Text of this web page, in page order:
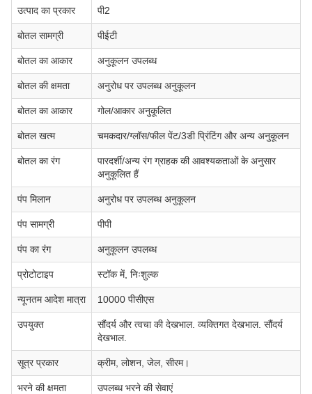
उत्पाद का प्रकार पी2
बोतल सामग्री पीईटी
बोतल का आकार अनुकूलन उपलब्ध
बोतल की क्षमता अनुरोध पर उपलब्ध अनुकूलन
बोतल का आकार गोल/आकार अनुकूलित
बोतल खत्म चमकदार/ग्लॉस/फील पेंट/3डी प्रिंटिंग और अन्य अनुकूलन
बोतल का रंग
पारदर्शी/अन्य रंग ग्राहक की आवश्यकताओं के अनुसार
अनुकूलित हैं
पंप मिलान अनुरोध पर उपलब्ध अनुकूलन
पंप सामग्री पीपी
पंप का रंग अनुकूलन उपलब्ध
प्रोटोटाइप स्टॉक में, निःशुल्क
न्यूनतम आदेश मात्रा 10000 पीसीएस
उपयुक्त
सौंदर्य और त्वचा की देखभाल. व्यक्तिगत देखभाल. सौंदर्य
देखभाल.
सूत्र प्रकार क्रीम, लोशन, जेल, सीरम।
भरने की क्षमता उपलब्ध भरने की सेवाएं